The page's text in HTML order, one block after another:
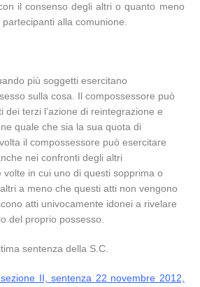
il consenso degli altri o quanto meno
alla comunione.
più soggetti esercitano
sulla cosa. Il compossessore può
dei terzi l’azione di reintegrazione e
quale che sia la sua quota di
il compossessore può esercitare
nei confronti degli altri
volte in cui uno di questi sopprima o
a meno che questi atti non vengono
atti univocamente idonei a rivelare
del proprio possesso.
sentenza della S.C.
II, sentenza 22 novembre 2012,